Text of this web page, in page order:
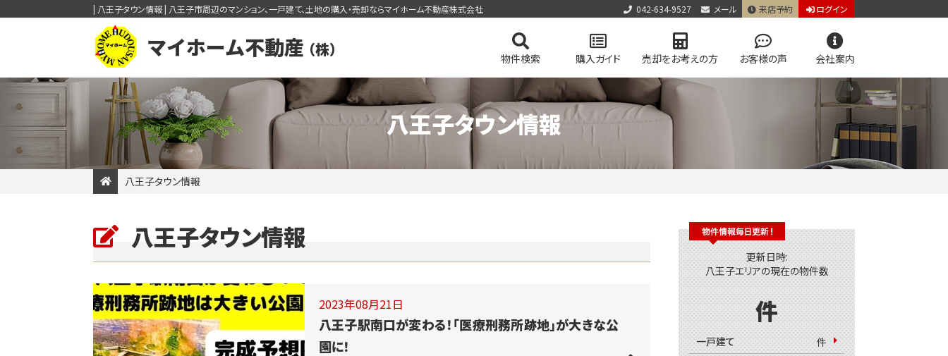
| 八王子タウン情報 | 八王子市周辺のマンション、一戸建て、土地の購入・売却ならマイホーム不動産株式会社 042-634-9527 メール 来店予約 ログイン
マイホーム不動産（株） 物件検索
今すぐ見られる一戸建て
購入ガイド 売却をお考えの方 お客様の声 会社案内
アクセス
八王子タウン情報
八王子タウン情報
八王子タウン情報
2023年08月21日
八王子駅南口が変わる！「医療刑務所跡地」が大きな公
園に！
更新日時:
八王子エリアの現在の物件数
件
一戸建て
件